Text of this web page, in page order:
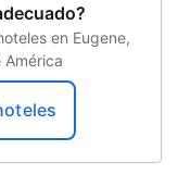
de ruedas
ruedas
en Eugene,
América